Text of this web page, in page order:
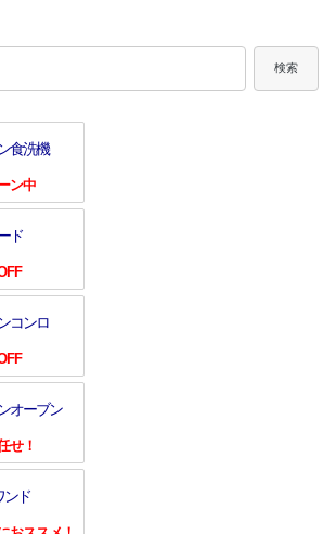
検索
食洗機
ン中
ド
コンロ
オーブン
せ！
ンド